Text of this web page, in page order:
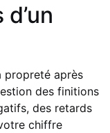
propreté après
des finitions
des retards
chiffre